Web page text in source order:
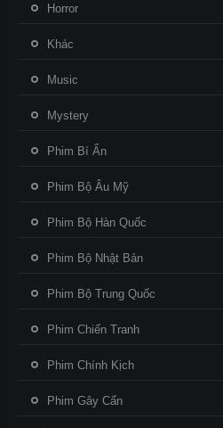
Horror
Khác
Music
Mystery
Phim Bí Ẩn
Phim Bộ Âu Mỹ
Phim Bộ Hàn Quốc
Phim Bộ Nhật Bản
Phim Bộ Trung Quốc
Phim Chiến Tranh
Phim Chính Kịch
Phim Gây Cấn